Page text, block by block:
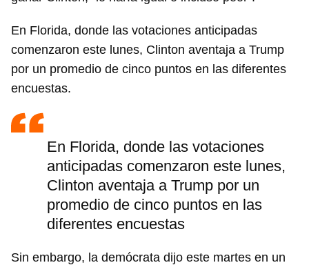
En Florida, donde las votaciones anticipadas
comenzaron este lunes, Clinton aventaja a Trump
por un promedio de cinco puntos en las diferentes
encuestas.
En Florida, donde las votaciones
anticipadas comenzaron este lunes,
Clinton aventaja a Trump por un
promedio de cinco puntos en las
diferentes encuestas
Sin embargo, la demócrata dijo este martes en un